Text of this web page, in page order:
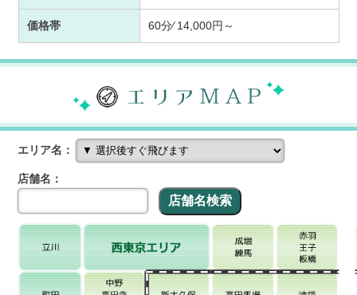
価格帯 60分⁄ 14,000円～
エリア名：
店舗名：